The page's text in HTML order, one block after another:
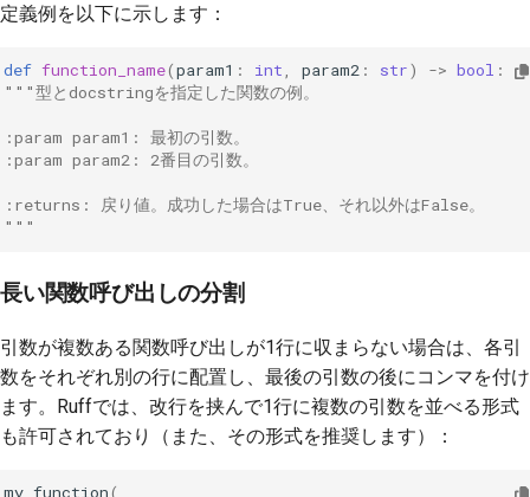
定義例を以下に示します：
def function_name(param1 : int, param2 : str) -> bool :
"""型とdocstringを指定した関数の例。
:param param1: 最初の引数。
:param param2: 2番目の引数。
:returns: 戻り値。成功した場合はTrue、それ以外はFalse。
"""
長い関数呼び出しの分割
引数が複数ある関数呼び出しが1行に収まらない場合は、各引
数をそれぞれ別の行に配置し、最後の引数の後にコンマを付け
ます。Ruffでは、改行を挟んで1行に複数の引数を並べる形式
も許可されており（また、その形式を推奨します）：